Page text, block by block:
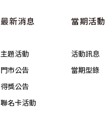
最新消息
主題活動
門市公告
得獎公告
聯名卡活動
當期活動
活動訊息
當期型錄